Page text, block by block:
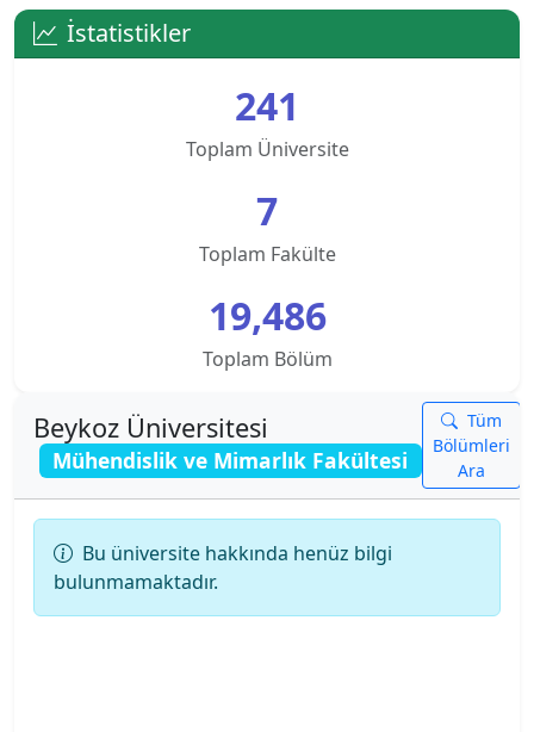
Ankara Medipol Üniversitesi
Ankara Yıldırım Beyazıt Üniversitesi
Antalya Bilim Üniversitesi
Arkın Yaratıcı Sanatlar ve Tasarım Üniversitesi
İstatistikler
241
Toplam Üniversite
7
Toplam Fakülte
19,486
Toplam Bölüm
Beykoz Üniversitesi
Mühendislik ve Mimarlık Fakültesi
Tüm
Bölümleri
Ara
Bu üniversite hakkında henüz bilgi
bulunmamaktadır.